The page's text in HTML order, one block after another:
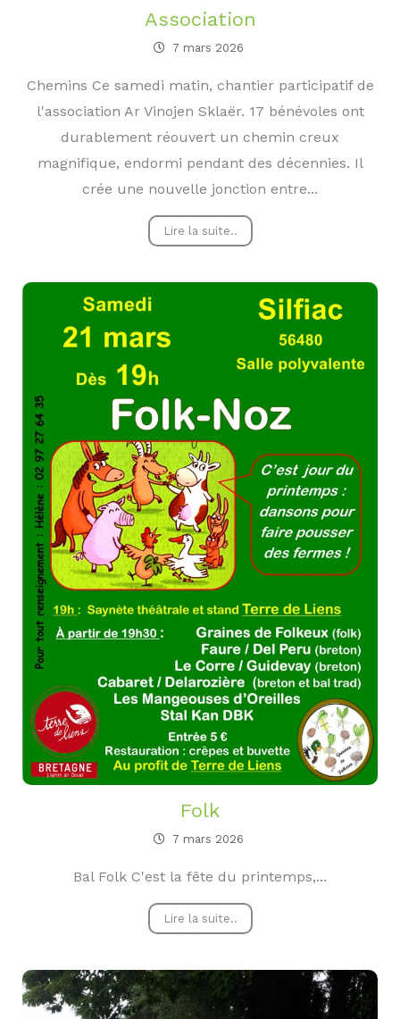
Association
7 mars 2026
Chemins Ce samedi matin, chantier participatif de
l'association Ar Vinojen Sklaër. 17 bénévoles ont
durablement réouvert un chemin creux
magnifique, endormi pendant des décennies. Il
crée une nouvelle jonction entre...
Lire la suite..
Folk
7 mars 2026
Bal Folk C'est la fête du printemps,...
Lire la suite..